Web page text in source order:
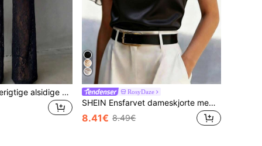
Elegante og moderigtige alsidige damebukser med lige ben, blondelapper, gennemsigtigt stof og falsk knapdesign, sort, nyhed til forår/sommer og ferie, ubesværet stil, quiet luxury RosyDaze
SHEIN Ensfarvet dameskjorte med alsidig hverdagsbrug
8.41€ 8.49€